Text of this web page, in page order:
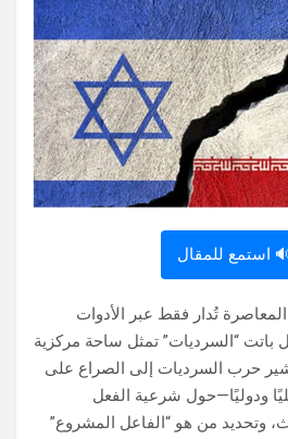
استمع للمقال
تُدار فقط عبر الأدوات
باتت “السرديات” تمثل ساحة مركزية
حرب السرديات إلى الصراع على
ودوليًا—حول شرعية الفعل
وتحديد من هو “الفاعل المشروع”